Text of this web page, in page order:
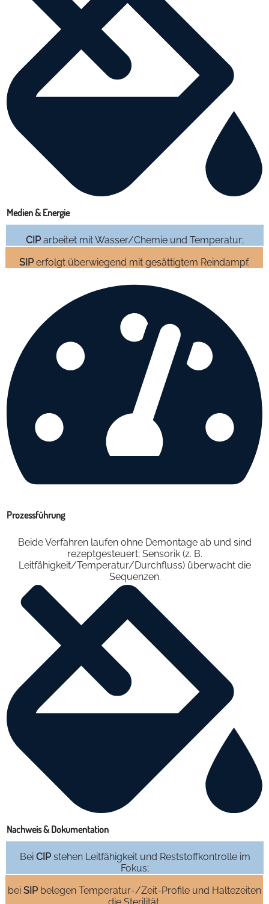
Medien & Energie
CIParbeitet mit Wasser/Chemie und Temperatur;
SIPerfolgt überwiegend mit gesättigtem Reindampf.
Prozessführung
Beide Verfahren laufen ohne Demontage ab und sind
rezeptgesteuert; Sensorik (z. B.
Leitfähigkeit/Temperatur/Durchfluss) überwacht die
Sequenzen.
Nachweis & Dokumentation
Bei CIPstehen Leitfähigkeit und Reststoffkontrolle im
Fokus;
bei SIPbelegen Temperatur‑/Zeit‑Profile und Haltezeiten